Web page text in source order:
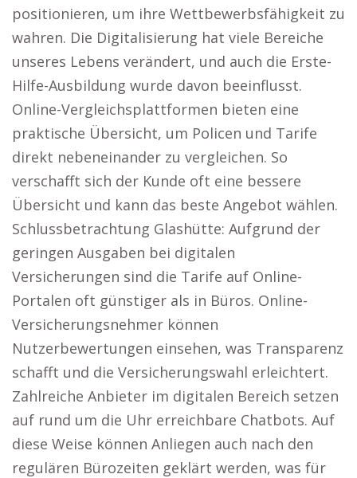
positionieren, um ihre Wettbewerbsfähigkeit zu
wahren. Die Digitalisierung hat viele Bereiche
unseres Lebens verändert, und auch die Erste-
Hilfe-Ausbildung wurde davon beeinflusst.
Online-Vergleichsplattformen bieten eine
praktische Übersicht, um Policen und Tarife
direkt nebeneinander zu vergleichen. So
verschafft sich der Kunde oft eine bessere
Übersicht und kann das beste Angebot wählen.
Schlussbetrachtung Glashütte: Aufgrund der
geringen Ausgaben bei digitalen
Versicherungen sind die Tarife auf Online-
Portalen oft günstiger als in Büros. Online-
Versicherungsnehmer können
Nutzerbewertungen einsehen, was Transparenz
schafft und die Versicherungswahl erleichtert.
Zahlreiche Anbieter im digitalen Bereich setzen
auf rund um die Uhr erreichbare Chatbots. Auf
diese Weise können Anliegen auch nach den
regulären Bürozeiten geklärt werden, was für